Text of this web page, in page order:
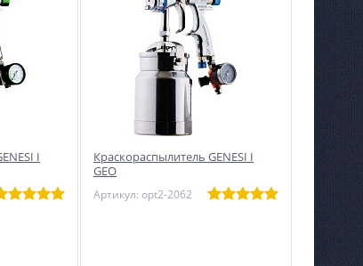
I
Краскораспылитель GENESI I
GEO
Артикул: opt2-2062